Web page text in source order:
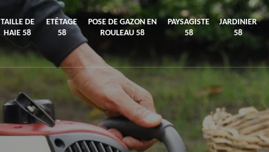
TAILLE DE
HAIE 58
ETÊTAGE
58
POSE DE GAZON EN
ROULEAU 58
PAYSAGISTE
58
JARDINIER
58